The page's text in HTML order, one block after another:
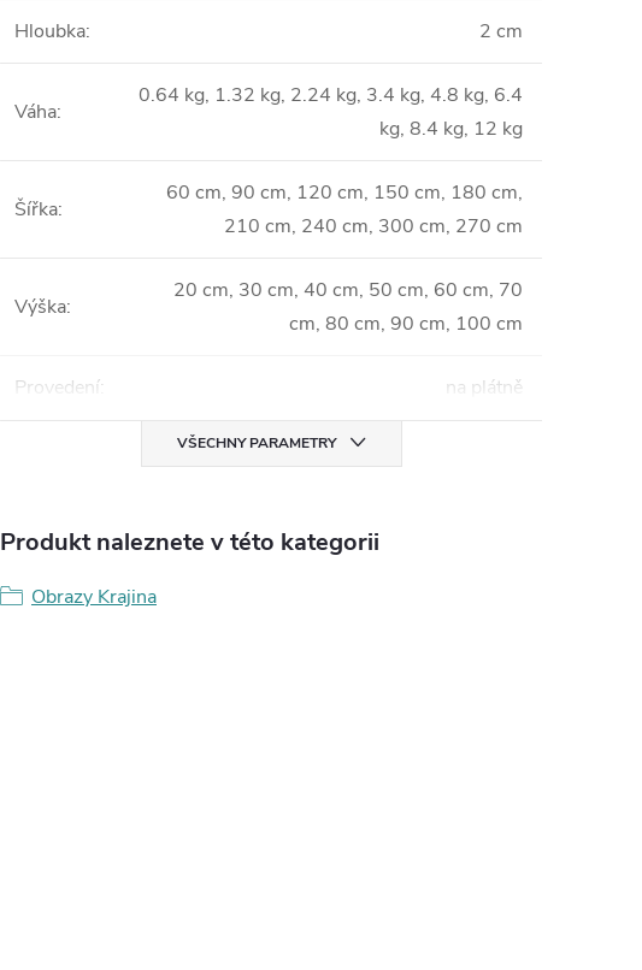
Hloubka: 2 cm
Váha:
0.64 kg, 1.32 kg, 2.24 kg, 3.4 kg, 4.8 kg, 6.4
kg, 8.4 kg, 12 kg
Šířka:
60 cm, 90 cm, 120 cm, 150 cm, 180 cm,
210 cm, 240 cm, 300 cm, 270 cm
Výška:
20 cm, 30 cm, 40 cm, 50 cm, 60 cm, 70
cm, 80 cm, 90 cm, 100 cm
Provedení: na plátně
VŠECHNY PARAMETRY
Produkt naleznete v této kategorii
Obrazy Krajina